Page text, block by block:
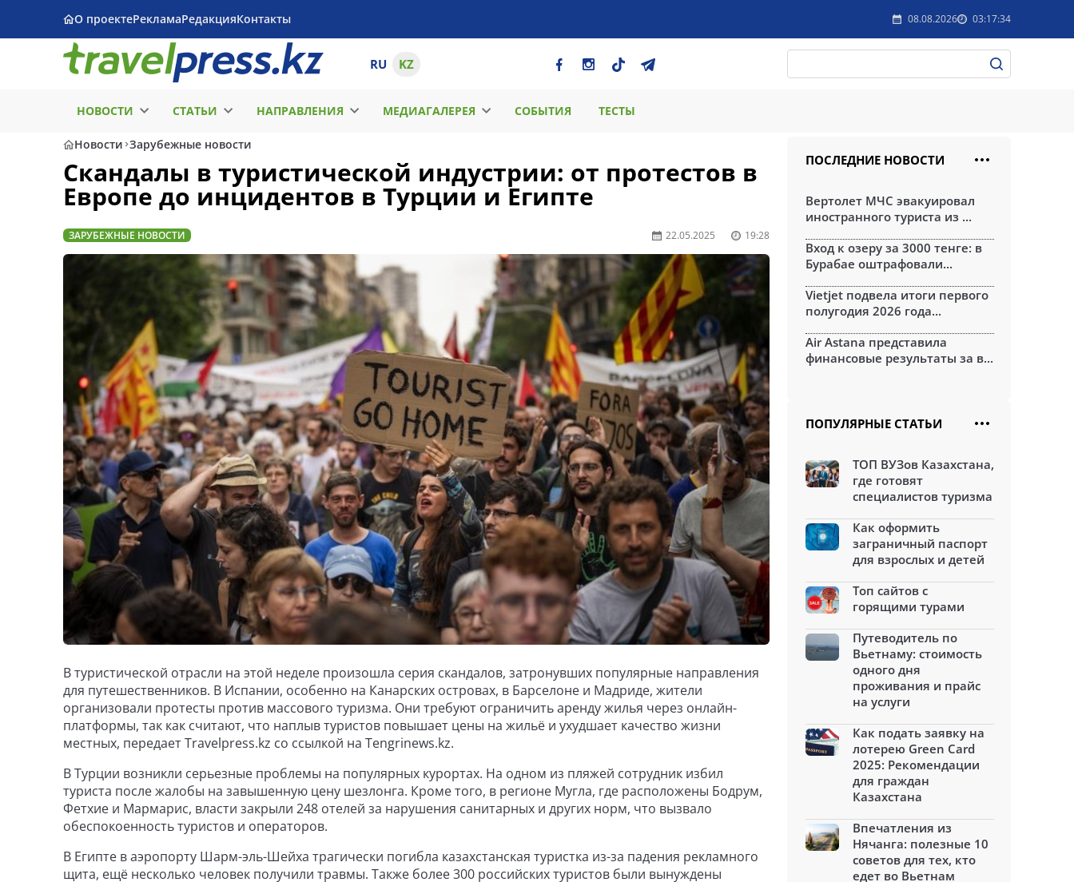
О проектеРекламаРедакцияКонтакты 08.08.2026 03:17:34
RU KZ
НОВОСТИ СТАТЬИ НАПРАВЛЕНИЯ МЕДИАГАЛЕРЕЯ СОБЫТИЯ ТЕСТЫ
Новости Зарубежные новости
Скандалы в туристической индустрии: от протестов в
Европе до инцидентов в Турции и Египте
ЗАРУБЕЖНЫЕ НОВОСТИ 22.05.2025 19:28
В туристической отрасли на этой неделе произошла серия скандалов, затронувших популярные направления
для путешественников. В Испании, особенно на Канарских островах, в Барселоне и Мадриде, жители
организовали протесты против массового туризма. Они требуют ограничить аренду жилья через онлайн-
платформы, так как считают, что наплыв туристов повышает цены на жильё и ухудшает качество жизни
местных, передает Travelpress.kz со ссылкой на Tengrinews.kz.
В Турции возникли серьезные проблемы на популярных курортах. На одном из пляжей сотрудник избил
туриста после жалобы на завышенную цену шезлонга. Кроме того, в регионе Мугла, где расположены Бодрум,
Фетхие и Мармарис, власти закрыли 248 отелей за нарушения санитарных и других норм, что вызвало
обеспокоенность туристов и операторов.
В Египте в аэропорту Шарм-эль-Шейха трагически погибла казахстанская туристка из-за падения рекламного
щита, ещё несколько человек получили травмы. Также более 300 российских туристов были вынуждены
ПОСЛЕДНИЕ НОВОСТИ
Вертолет МЧС эвакуировал
иностранного туриста из ...
Вход к озеру за 3000 тенге: в
Бурабае оштрафовали...
Vietjet подвела итоги первого
полугодия 2026 года...
Air Astana представила
финансовые результаты за в...
ПОПУЛЯРНЫЕ СТАТЬИ
ТОП ВУЗов Казахстана,
где готовят
специалистов туризма
Как оформить
заграничный паспорт
для взрослых и детей
Топ сайтов с
горящими турами
Путеводитель по
Вьетнаму: стоимость
одного дня
проживания и прайс
на услуги
Как подать заявку на
лотерею Green Card
2025: Рекомендации
для граждан
Казахстана
Впечатления из
Нячанга: полезные 10
советов для тех, кто
едет во Вьетнам